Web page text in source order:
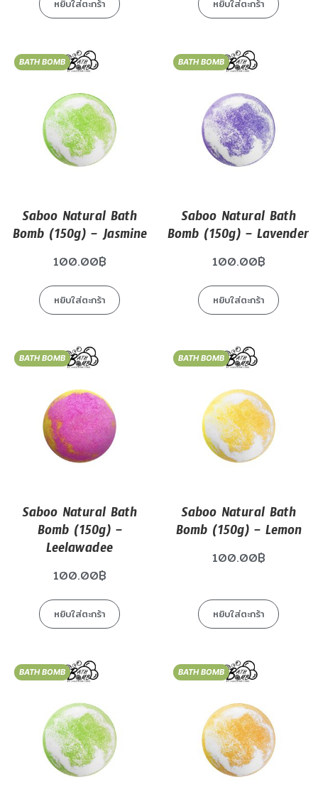
หยิบใส่ตะกร้า หยิบใส่ตะกร้า
BATH BOMB
Saboo Natural Bath
Bomb (150g) – Jasmine
100.00฿
หยิบใส่ตะกร้า
BATH BOMB
Saboo Natural Bath
Bomb (150g) – Lavender
100.00฿
หยิบใส่ตะกร้า
BATH BOMB
Saboo Natural Bath
Bomb (150g) –
Leelawadee
100.00฿
หยิบใส่ตะกร้า
BATH BOMB
Saboo Natural Bath
Bomb (150g) – Lemon
100.00฿
หยิบใส่ตะกร้า
BATH BOMB BATH BOMB